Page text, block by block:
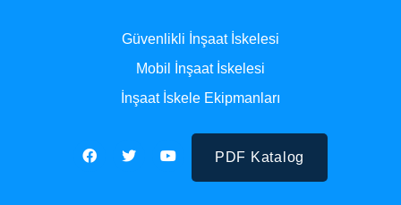
Güvenlikli İnşaat İskelesi
Mobil İnşaat İskelesi
İnşaat İskele Ekipmanları
PDF Katalog